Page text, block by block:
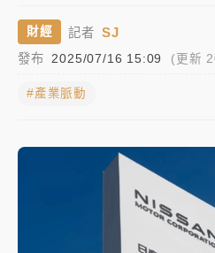
周末精選｜ 跨境網購族注意
父親節玩樂園！六福村今明
白海豚逼近！新北高灘地停
開放水門周邊紅黃線停車
財經 記者 SJ
發布 2025/07/16 15:09 (更新
#產業脈動